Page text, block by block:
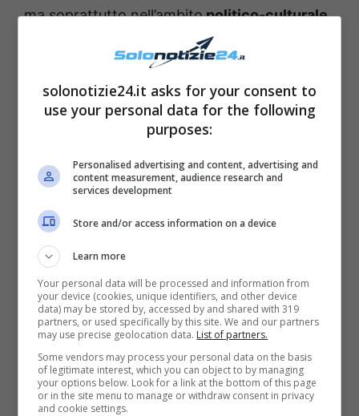
ma soprattutto nell’ambitopolitico-culturale
, dato che ha un grande amore
filosofiae per laletteratura
E’ anche una grande esperta di moda, e lo dà
a dimostrare spesso con il suo
stile. Non poteva stavolta mancareil suo
cambio di look, che l’ha portata a tagliare i
suoi capelli e a conquistare i cuori di milioni di
persone. La donna ha infatti stavolta optato
perun’acconciatura fresca ed ondulata
una lunghezza non esagerata. Si tratta
dunque di unostyling romantico, che nasce
da unariga centralee che mette in risalto
lineamenti del suo viso .
solonotizie24.it asks for your consent to
use your personal data for the following
purposes:
Personalised advertising and content, advertising and
content measurement, audience research and
services development
Store and/or access information on a device
Learn more
Your personal data will be processed and information from
your device (cookies, unique identifiers, and other device
data) may be stored by, accessed by and shared with 319
partners, or used specifically by this site. We and our partners
may use precise geolocation data. List of partners.
Some vendors may process your personal data on the basis
of legitimate interest, which you can object to by managing
your options below. Look for a link at the bottom of this page
or in the site menu to manage or withdraw consent in privacy
and cookie settings.